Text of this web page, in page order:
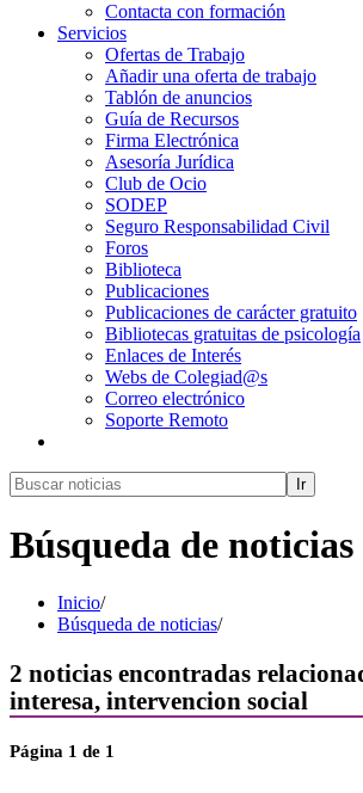
Contacta con formación
Servicios
Ofertas de Trabajo
Añadir una oferta de trabajo
Tablón de anuncios
Guía de Recursos
Firma Electrónica
Asesoría Jurídica
Club de Ocio
SODEP
Seguro Responsabilidad Civil
Foros
Biblioteca
Publicaciones
Publicaciones de carácter gratuito
Bibliotecas gratuitas de psicología
Enlaces de Interés
Webs de Colegiad@s
Correo electrónico
Soporte Remoto
Ir
Búsqueda de noticias
Inicio/
Búsqueda de noticias/
2 noticias encontradas
interesa, intervencion social
Página 1 de 1